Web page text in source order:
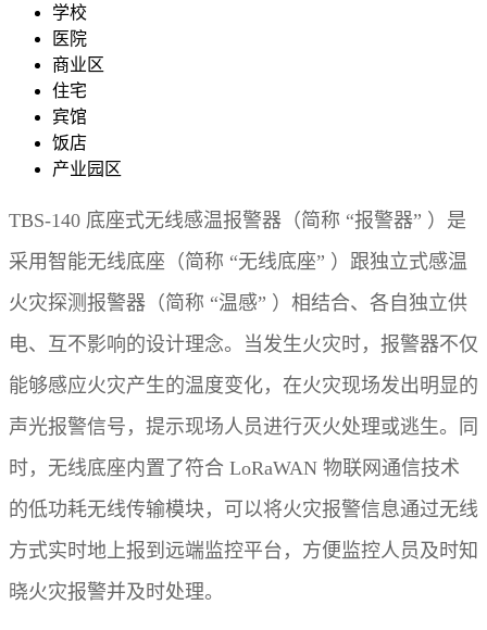
学校
医院
商业区
住宅
宾馆
饭店
产业园区
TBS-140 底座式无线感温报警器（简称 “报警器” ）是
采用智能无线底座（简称 “无线底座” ）跟独立式感温
火灾探测报警器（简称 “温感” ）相结合、各自独立供
电、互不影响的设计理念。当发生火灾时，报警器不仅
能够感应火灾产生的温度变化，在火灾现场发出明显的
声光报警信号，提示现场人员进行灭火处理或逃生。同
时，无线底座内置了符合 LoRaWAN 物联网通信技术
的低功耗无线传输模块，可以将火灾报警信息通过无线
方式实时地上报到远端监控平台，方便监控人员及时知
晓火灾报警并及时处理。